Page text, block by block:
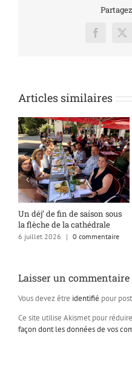
Facebook
X
Articles similaires
Un déj’ de fin de saison sous
la flèche de la cathédrale
6 juillet 2026 | 0 commentaire
Laisser un commentaire
Vous devez être identifié pour
Ce site utilise Akismet pour
façon dont les données de vos